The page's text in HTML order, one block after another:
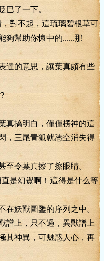
巴了一下。
不起，這琉璃碧根草可
夠幫助你懷中的......那
的意思，讓葉真頗有些
搞明白，僅僅楞神的這
，三尾青狐就憑空消失得
令葉真擦了擦眼睛。
幻覺啊！這得是什么等
妖獸圖鑒的序列之中。
譜上，只不過，異獸譜上
其神異，可魅惑人心，再